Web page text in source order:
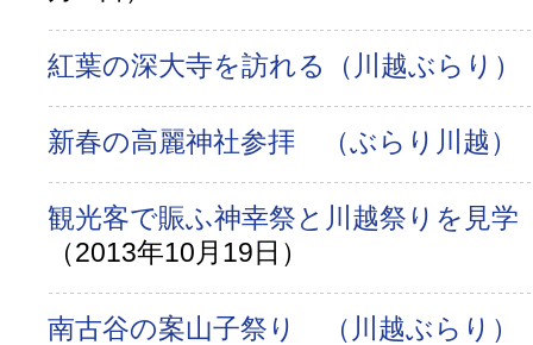
紅葉の深大寺を訪れる（川越ぶらり）
新春の高麗神社参拝 （ぶらり川越）
観光客で賑ふ神幸祭と川越祭りを見学
（2013年10月19日）
南古谷の案山子祭り （川越ぶらり）